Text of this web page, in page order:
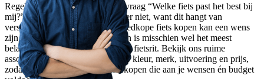
Regelmatig komt ‘ie voorbij; de vraag “Welke fiets past het best bij
mij?”. Een pasklaar antwoord is er niet, want dit hangt van
verschillende factoren af. Een goedkope fiets kopen kan een wens
zijn, maar een fiets op maat kopen is misschien wel het meest
belangrijke voor een comfortabele fietsrit. Bekijk ons ruime
assortiment en selecteer je fiets op kleur, merk, uitvoering en prijs,
zodat je een goedkope fiets kan kopen die aan je wensen én budget